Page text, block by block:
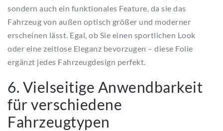
sondern auch ein funktionales Feature, da sie das
Fahrzeug von außen optisch größer und moderner
erscheinen lässt. Egal, ob Sie einen sportlichen Look
oder eine zeitlose Eleganz bevorzugen – diese Folie
ergänzt jedes Fahrzeugdesign perfekt.
6. Vielseitige Anwendbarkeit
für verschiedene
Fahrzeugtypen